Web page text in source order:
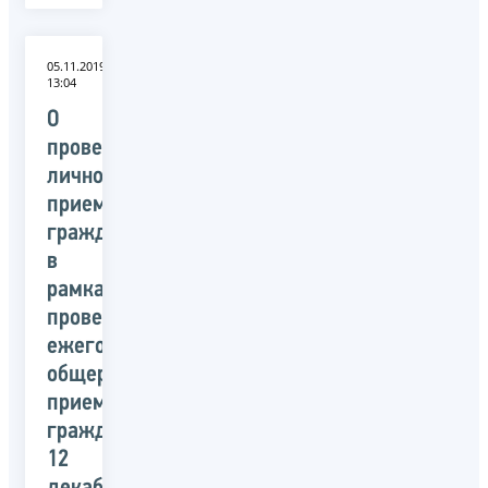
05.11.2019
13:04
О
проведении
личного
приема
граждан
в
рамках
проведения
ежегодного
общероссийского
приема
граждан
12